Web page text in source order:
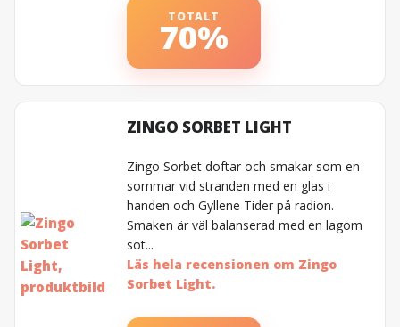
TOTALT
70%
ZINGO SORBET LIGHT
Zingo Sorbet doftar och smakar som en
sommar vid stranden med en glas i
handen och Gyllene Tider på radion.
Smaken är väl balanserad med en lagom
söt...
Läs hela recensionen om Zingo
Sorbet Light.